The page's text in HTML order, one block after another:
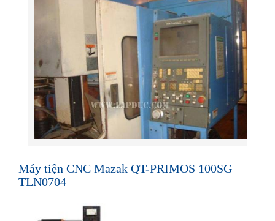
Máy tiện CNC Mazak QT-PRIMOS 100SG –
TLN0704